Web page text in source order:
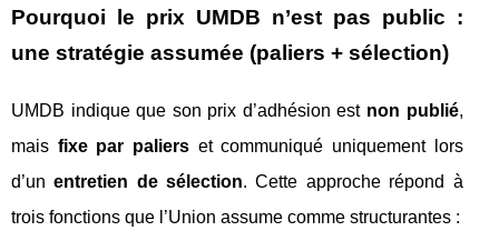
Pourquoi le prix UMDB n’est pas public :
une stratégie assumée (paliers + sélection)
UMDB indique que son prix d’adhésion est non publié,
mais fixe par palierset communiqué uniquement lors
d’unentretien de sélection. Cette approche répond à
trois fonctions que l’Union assume comme structurantes :